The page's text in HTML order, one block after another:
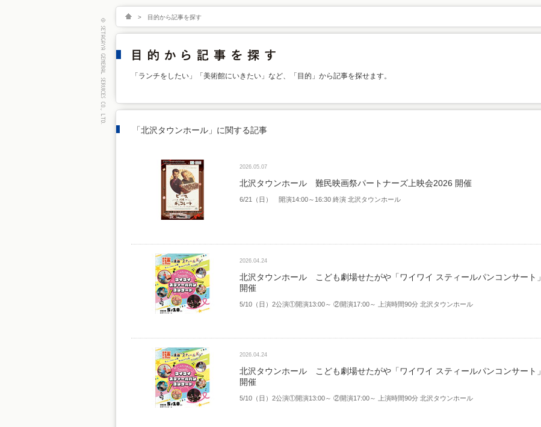
> 目的から記事を探す
「ランチをしたい」「美術館にいきたい」など、「目的」から記事を探せます。
「北沢タウンホール」に関する記事
2026.05.07
北沢タウンホール 難民映画祭パートナーズ上映会2026 開催
6/21（日） 開演14:00～16:30 終演 北沢タウンホール
2026.04.24
北沢タウンホール こども劇場せたがや「ワイワイ スティールパンコンサート」
開催
5/10（日）2公演①開演13:00～ ②開演17:00～ 上演時間90分 北沢タウンホール
2026.04.24
北沢タウンホール こども劇場せたがや「ワイワイ スティールパンコンサート」
開催
5/10（日）2公演①開演13:00～ ②開演17:00～ 上演時間90分 北沢タウンホール